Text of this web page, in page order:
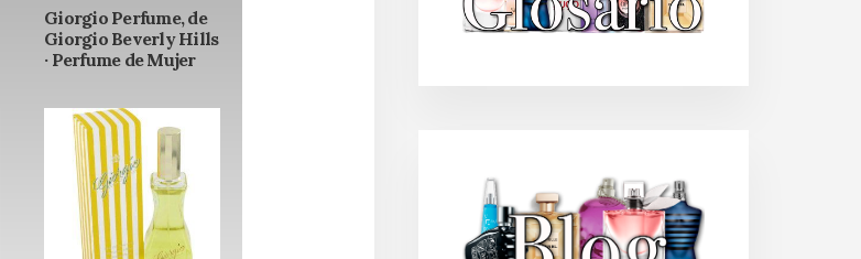
Giorgio Perfume, de
Giorgio Beverly Hills
· Perfume de Mujer